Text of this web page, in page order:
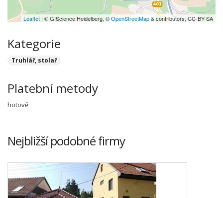
Leaflet | © GIScience Heidelberg, ©OpenStreetMap& contributors, CC-BY-SA
Kategorie
Truhlář, stolař
Platební metody
hotově
Nejbližší podobné firmy